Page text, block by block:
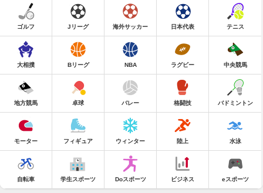
ゴルフ Jリーグ 海外サッカー 日本代表 テニス
大相撲 Bリーグ NBA ラグビー 中央競馬
地方競馬 卓球 バレー 格闘技 バドミントン
モーター フィギュア ウィンター 陸上 水泳
自転車 学生スポーツ Doスポーツ ビジネス eスポーツ